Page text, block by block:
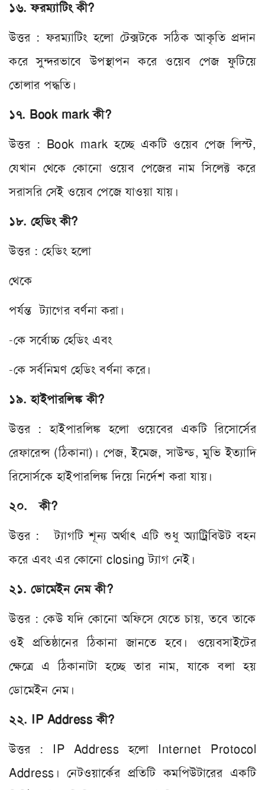
১৬. ফরম্যাটিং কী?
উত্তর : ফরম্যাটিং হলো টেক্সটকে সঠিক আকৃতি প্রদান
করে সুন্দরভাবে উপস্থাপন করে ওয়েব পেজ ফুটিয়ে
তোলার পদ্ধতি।
১৭. Book mark কী?
উত্তর : Book mark হচ্ছে একটি ওয়েব পেজ লিস্ট,
যেখান থেকে কোনো ওয়েব পেজের নাম সিলেক্ট করে
সরাসরি সেই ওয়েব পেজে যাওয়া যায়।
১৮. হেডিং কী?
উত্তর : হেডিং হলো
থেকে
পর্যন্ত ট্যাগের বর্ণনা করা।
-কে সর্বোচ্চ হেডিং এবং
-কে সর্বনিমণ হেডিং বর্ণনা করে।
১৯. হাইপারলিঙ্ক কী?
উত্তর : হাইপারলিঙ্ক হলো ওয়েবের একটি রিসোর্সের
রেফারেন্স (ঠিকানা)। পেজ, ইমেজ, সাউন্ড, মুভি ইত্যাদি
রিসোর্সকে হাইপারলিঙ্ক দিয়ে নির্দেশ করা যায়।
২০. কী?
উত্তর : ট্যাগটি শূন্য অর্থাৎ এটি শুধু অ্যাট্রিবিউট বহন
করে এবং এর কোনো closing ট্যাগ নেই।
২১. ডোমেইন নেম কী?
উত্তর : কেউ যদি কোনো অফিসে যেতে চায়, তবে তাকে
ওই প্রতিষ্ঠানের ঠিকানা জানতে হবে। ওয়েবসাইটের
ক্ষেত্রে এ ঠিকানাটা হচ্ছে তার নাম, যাকে বলা হয়
ডোমেইন নেম।
২২. IP Address কী?
উত্তর : IP Address হলো Internet Protocol
Address। নেটওয়ার্কের প্রতিটি কমপিউটারের একটি